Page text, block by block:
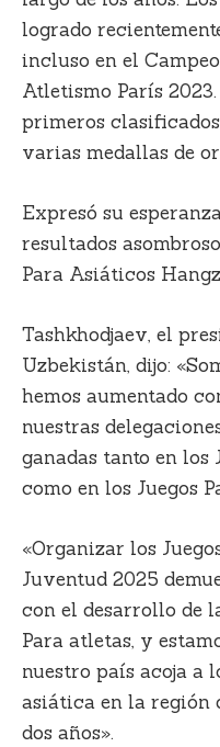
logrado
incluso en el
Atletismo París
primeros
varias medallas de
Expresó su
resultados
Para Asiáticos
Tashkhodjaev, el
Uzbekistán, dijo:
hemos aumentado
nuestras
ganadas tanto en los
como en los Juegos
«Organizar los
Juventud 2025
con el desarrollo de
Para atletas, y
nuestro país acoja a
asiática en la región
dos años».